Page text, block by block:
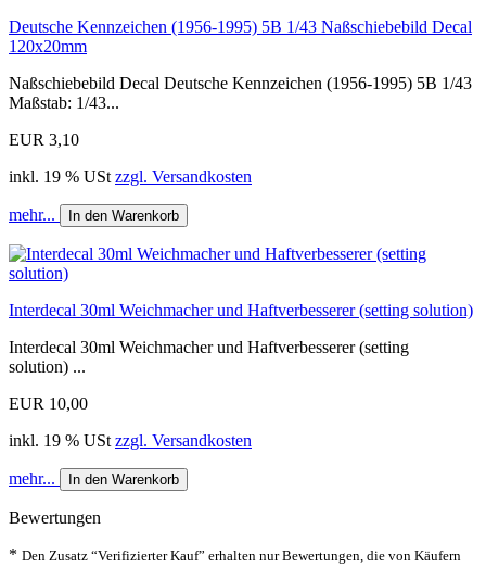
Deutsche Kennzeichen (1956-1995) 5B 1/43 Naßschiebebild Decal
120x20mm
Naßschiebebild Decal Deutsche Kennzeichen (1956-1995) 5B 1/43
Maßstab: 1/43...
EUR 3,10
inkl. 19 % USt zzgl. Versandkosten
mehr... In den Warenkorb
Interdecal 30ml Weichmacher und Haftverbesserer (setting solution)
Interdecal 30ml Weichmacher und Haftverbesserer (setting
solution) ...
EUR 10,00
inkl. 19 % USt zzgl. Versandkosten
mehr... In den Warenkorb
Bewertungen
* Den Zusatz “Verifizierter Kauf” erhalten nur Bewertungen, die von Käufern